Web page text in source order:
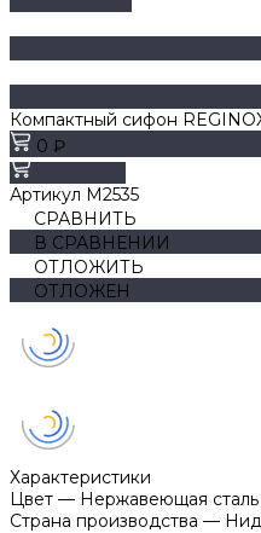
Компактный сифон
0 ₽
Артикул M2535
СРАВНИТЬ
В СРАВНЕНИИ
ОТЛОЖИТЬ
ОТЛОЖЕН
Характеристики
Цвет — Нержавеющая сталь
Страна производства —